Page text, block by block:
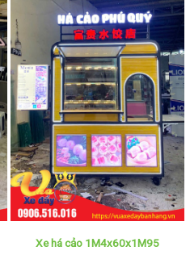
Xe há cảo 1M4x60x1M95